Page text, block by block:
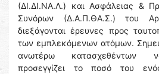
(ΔΙ.ΔΙ.ΝΑ.Λ.) και Ασφάλειας &
Συνόρων (Δ.Α.Π.ΘΑ.Σ.) του
διεξάγονται έρευνες προς
των εμπλεκόμενων ατόμων.
ανωτέρω κατασχεθέντων
προσεγγίζει το ποσό του